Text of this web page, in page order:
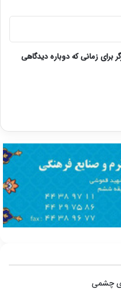
برای زمانی که دوباره دیدگاهی
چشمی